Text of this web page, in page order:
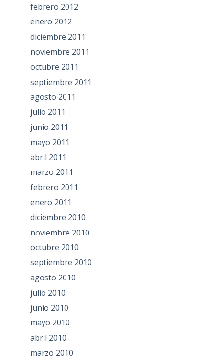
febrero 2012
enero 2012
diciembre 2011
noviembre 2011
octubre 2011
septiembre 2011
agosto 2011
julio 2011
junio 2011
mayo 2011
abril 2011
marzo 2011
febrero 2011
enero 2011
diciembre 2010
noviembre 2010
octubre 2010
septiembre 2010
agosto 2010
julio 2010
junio 2010
mayo 2010
abril 2010
marzo 2010